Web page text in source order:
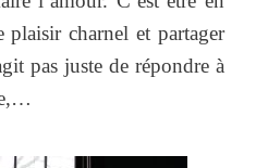
plaisir charnel et partager
pas juste de répondre à